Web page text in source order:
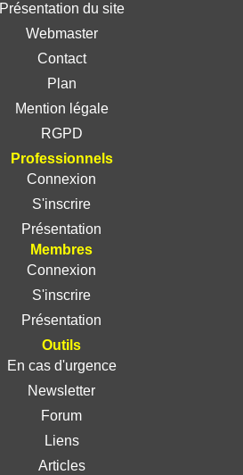
Présentation du site
Webmaster
Contact
Plan
Mention légale
RGPD
Professionnels
Connexion
S'inscrire
Présentation
Membres
Connexion
S'inscrire
Présentation
Outils
En cas d'urgence
Newsletter
Forum
Liens
Articles